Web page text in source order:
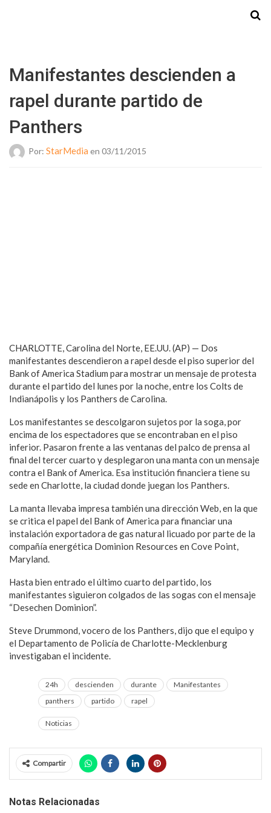
Manifestantes descienden a
rapel durante partido de
Panthers
Por: StarMedia en 03/11/2015
CHARLOTTE, Carolina del Norte, EE.UU. (AP) — Dos
manifestantes descendieron a rapel desde el piso superior del
Bank of America Stadium para mostrar un mensaje de protesta
durante el partido del lunes por la noche, entre los Colts de
Indianápolis y los Panthers de Carolina.
Los manifestantes se descolgaron sujetos por la soga, por
encima de los espectadores que se encontraban en el piso
inferior. Pasaron frente a las ventanas del palco de prensa al
final del tercer cuarto y desplegaron una manta con un mensaje
contra el Bank of America. Esa institución financiera tiene su
sede en Charlotte, la ciudad donde juegan los Panthers.
La manta llevaba impresa también una dirección Web, en la que
se critica el papel del Bank of America para financiar una
instalación exportadora de gas natural licuado por parte de la
compañía energética Dominion Resources en Cove Point,
Maryland.
Hasta bien entrado el último cuarto del partido, los
manifestantes siguieron colgados de las sogas con el mensaje
“Desechen Dominion”.
Steve Drummond, vocero de los Panthers, dijo que el equipo y
el Departamento de Policía de Charlotte-Mecklenburg
investigaban el incidente.
24h descienden durante
Manifestantes
panthers
partido rapel
Noticias
Compartir
Notas Relacionadas